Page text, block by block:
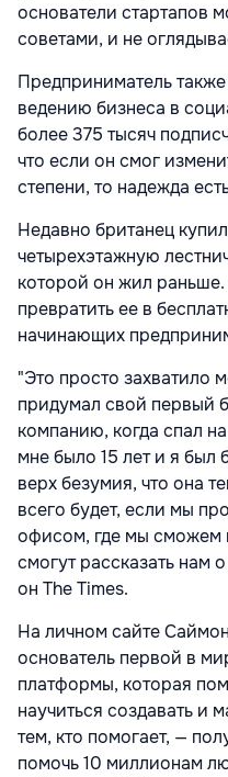
основатели стартапов
советами, и не
Предприниматель
ведению бизнеса в
более 375 тысяч
что если он смог
степени, то надежда
Недавно британец
четырехэтажную
которой он жил
превратить ее в
начинающих
"Это просто захватило
придумал свой первый
компанию, когда спал
мне было 15 лет и я был
верх безумия, что она
всего будет, если мы
офисом, где мы сможем
смогут рассказать нам
он The Times.
На личном сайте
основатель первой в
платформы, которая
научиться создавать и
тем, кто помогает, —
помочь 10 миллионам